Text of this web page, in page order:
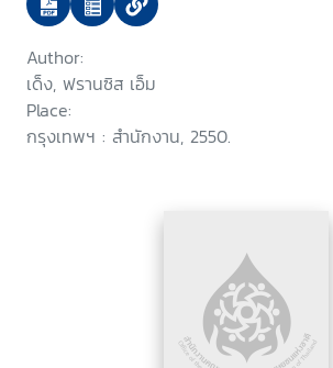
Author:
เด็ง, ฟรานซิส เอ็ม
Place:
กรุงเทพฯ : สำนักงาน, 2550.